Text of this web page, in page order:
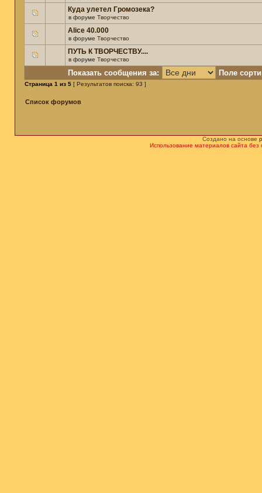
Куда улетел Громозека?
в форуме Творчество
Alice 40.000
в форуме Творчество
ПУТЬ К ТВОРЧЕСТВУ....
в форуме Творчество
Показать сообщения за: Поле
Страница 1 из 5 [ Результатов поиска: 93 ]
Список форумов
Создано на основе
Использование материалов сайта